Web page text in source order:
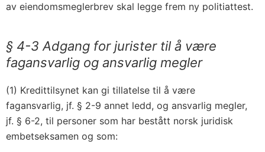
av eiendomsmeglerbrev skal legge frem ny politiattest.
§ 4-3 Adgang for jurister til å være
fagansvarlig og ansvarlig megler
(1) Kredittilsynet kan gi tillatelse til å være
fagansvarlig, jf. § 2-9 annet ledd, og ansvarlig megler,
jf. § 6-2, til personer som har bestått norsk juridisk
embetseksamen og som: